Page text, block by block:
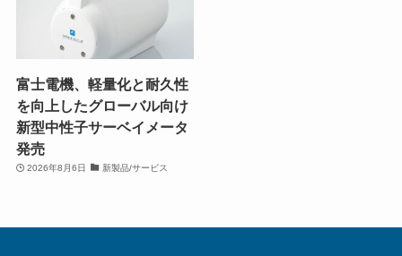
富士電機、軽量化と耐久性
を向上したグローバル向け
新型中性子サーベイメータ
発売
2026年8月6日 新製品/サービス